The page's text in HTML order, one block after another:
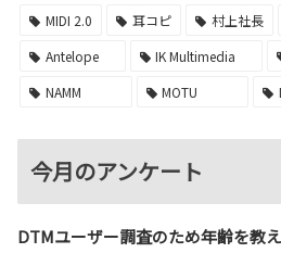
MIDI 2.0
耳コピ 村上社長
Antelope
IK Multimedia
NAMM
MOTU
今月のアンケート
DTMユーザー調査のため年齢を教